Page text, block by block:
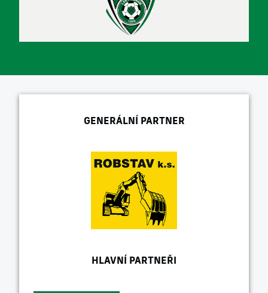
GENERÁLNÍ PARTNER
HLAVNÍ PARTNEŘI